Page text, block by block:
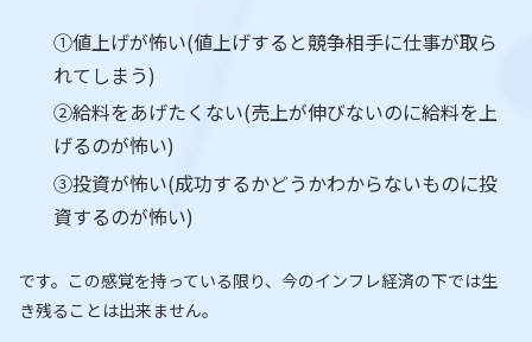
①値上げが怖い(値上げすると競争相手に仕事が取ら
れてしまう)
②給料をあげたくない(売上が伸びないのに給料を上
げるのが怖い)
③投資が怖い(成功するかどうかわからないものに投
資するのが怖い)
です。この感覚を持っている限り、今のインフレ経済の下では生
き残ることは出来ません。